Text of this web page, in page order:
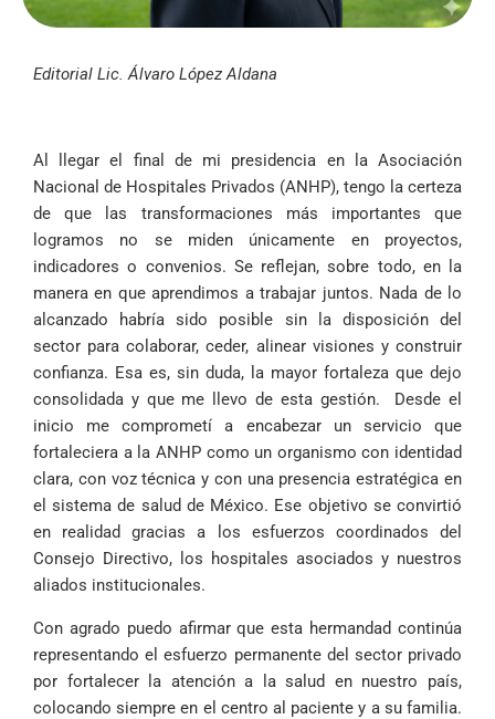
Editorial Lic. Álvaro López Aldana
Al llegar el final de mi presidencia en la Asociación
Nacional de Hospitales Privados (ANHP), tengo la certeza
de que las transformaciones más importantes que
logramos no se miden únicamente en proyectos,
indicadores o convenios. Se reflejan, sobre todo, en la
manera en que aprendimos a trabajar juntos. Nada de lo
alcanzado habría sido posible sin la disposición del
sector para colaborar, ceder, alinear visiones y construir
confianza. Esa es, sin duda, la mayor fortaleza que dejo
consolidada y que me llevo de esta gestión. Desde el
inicio me comprometí a encabezar un servicio que
fortaleciera a la ANHP como un organismo con identidad
clara, con voz técnica y con una presencia estratégica en
el sistema de salud de México. Ese objetivo se convirtió
en realidad gracias a los esfuerzos coordinados del
Consejo Directivo, los hospitales asociados y nuestros
aliados institucionales.
Con agrado puedo afirmar que esta hermandad continúa
representando el esfuerzo permanente del sector privado
por fortalecer la atención a la salud en nuestro país,
colocando siempre en el centro al paciente y a su familia.